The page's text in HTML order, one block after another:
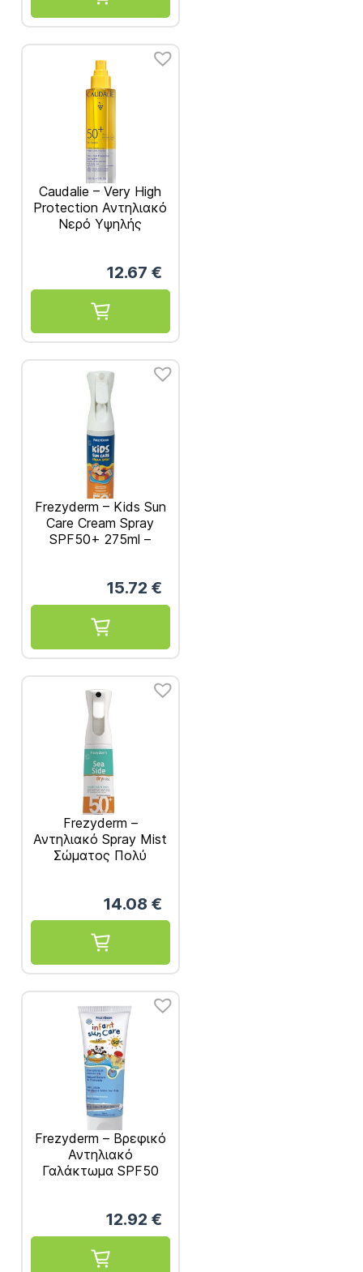
Caudalie – Very High
Protection Αντηλιακό
Νερό Υψηλής
12.67 €
Frezyderm – Kids Sun
Care Cream Spray
SPF50+ 275ml –
Σώματος15.72 €
Frezyderm –
Αντηλιακό Spray Mist
Σώματος Πολύ
14.08 €
Frezyderm – Βρεφικό
Αντηλιακό
Γαλάκτωμα SPF50
12.92 €